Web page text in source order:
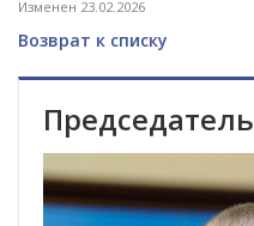
Изменен 23.02.2026
Возврат к списку
Председатель